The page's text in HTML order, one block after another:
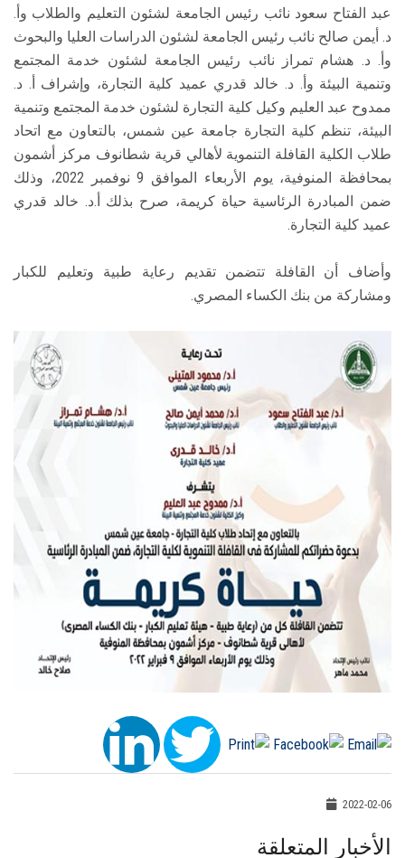
عبد الفتاح سعود نائب رئيس الجامعة لشئون التعليم والطلاب وأ.
د. أيمن صالح نائب رئيس الجامعة لشئون الدراسات العليا والبحوث
وأ. د. هشام تمراز نائب رئيس الجامعة لشئون خدمة المجتمع
وتنمية البيئة وأ. د. خالد قدري عميد كلية التجارة، وإشراف أ. د.
ممدوح عبد العليم وكيل كلية التجارة لشئون خدمة المجتمع وتنمية
البيئة، تنظم كلية التجارة جامعة عين شمس، بالتعاون مع اتحاد
طلاب الكلية القافلة التنموية لأهالي قرية شطانوف مركز أشمون
بمحافظة المنوفية، يوم الأربعاء الموافق 9 نوفمبر 2022، وذلك
ضمن المبادرة الرئاسية حياة كريمة، صرح بذلك أ.د. خالد قدري
عميد كلية التجارة.
وأضاف أن القافلة تتضمن تقديم رعاية طبية وتعليم للكبار
ومشاركة من بنك الكساء المصري.
2022-02-06
الأخبار المتعلقة